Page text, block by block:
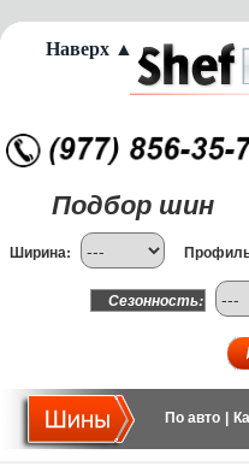
Подбор шин
Ширина:
Сезонность:
По авто
Наверх ▲